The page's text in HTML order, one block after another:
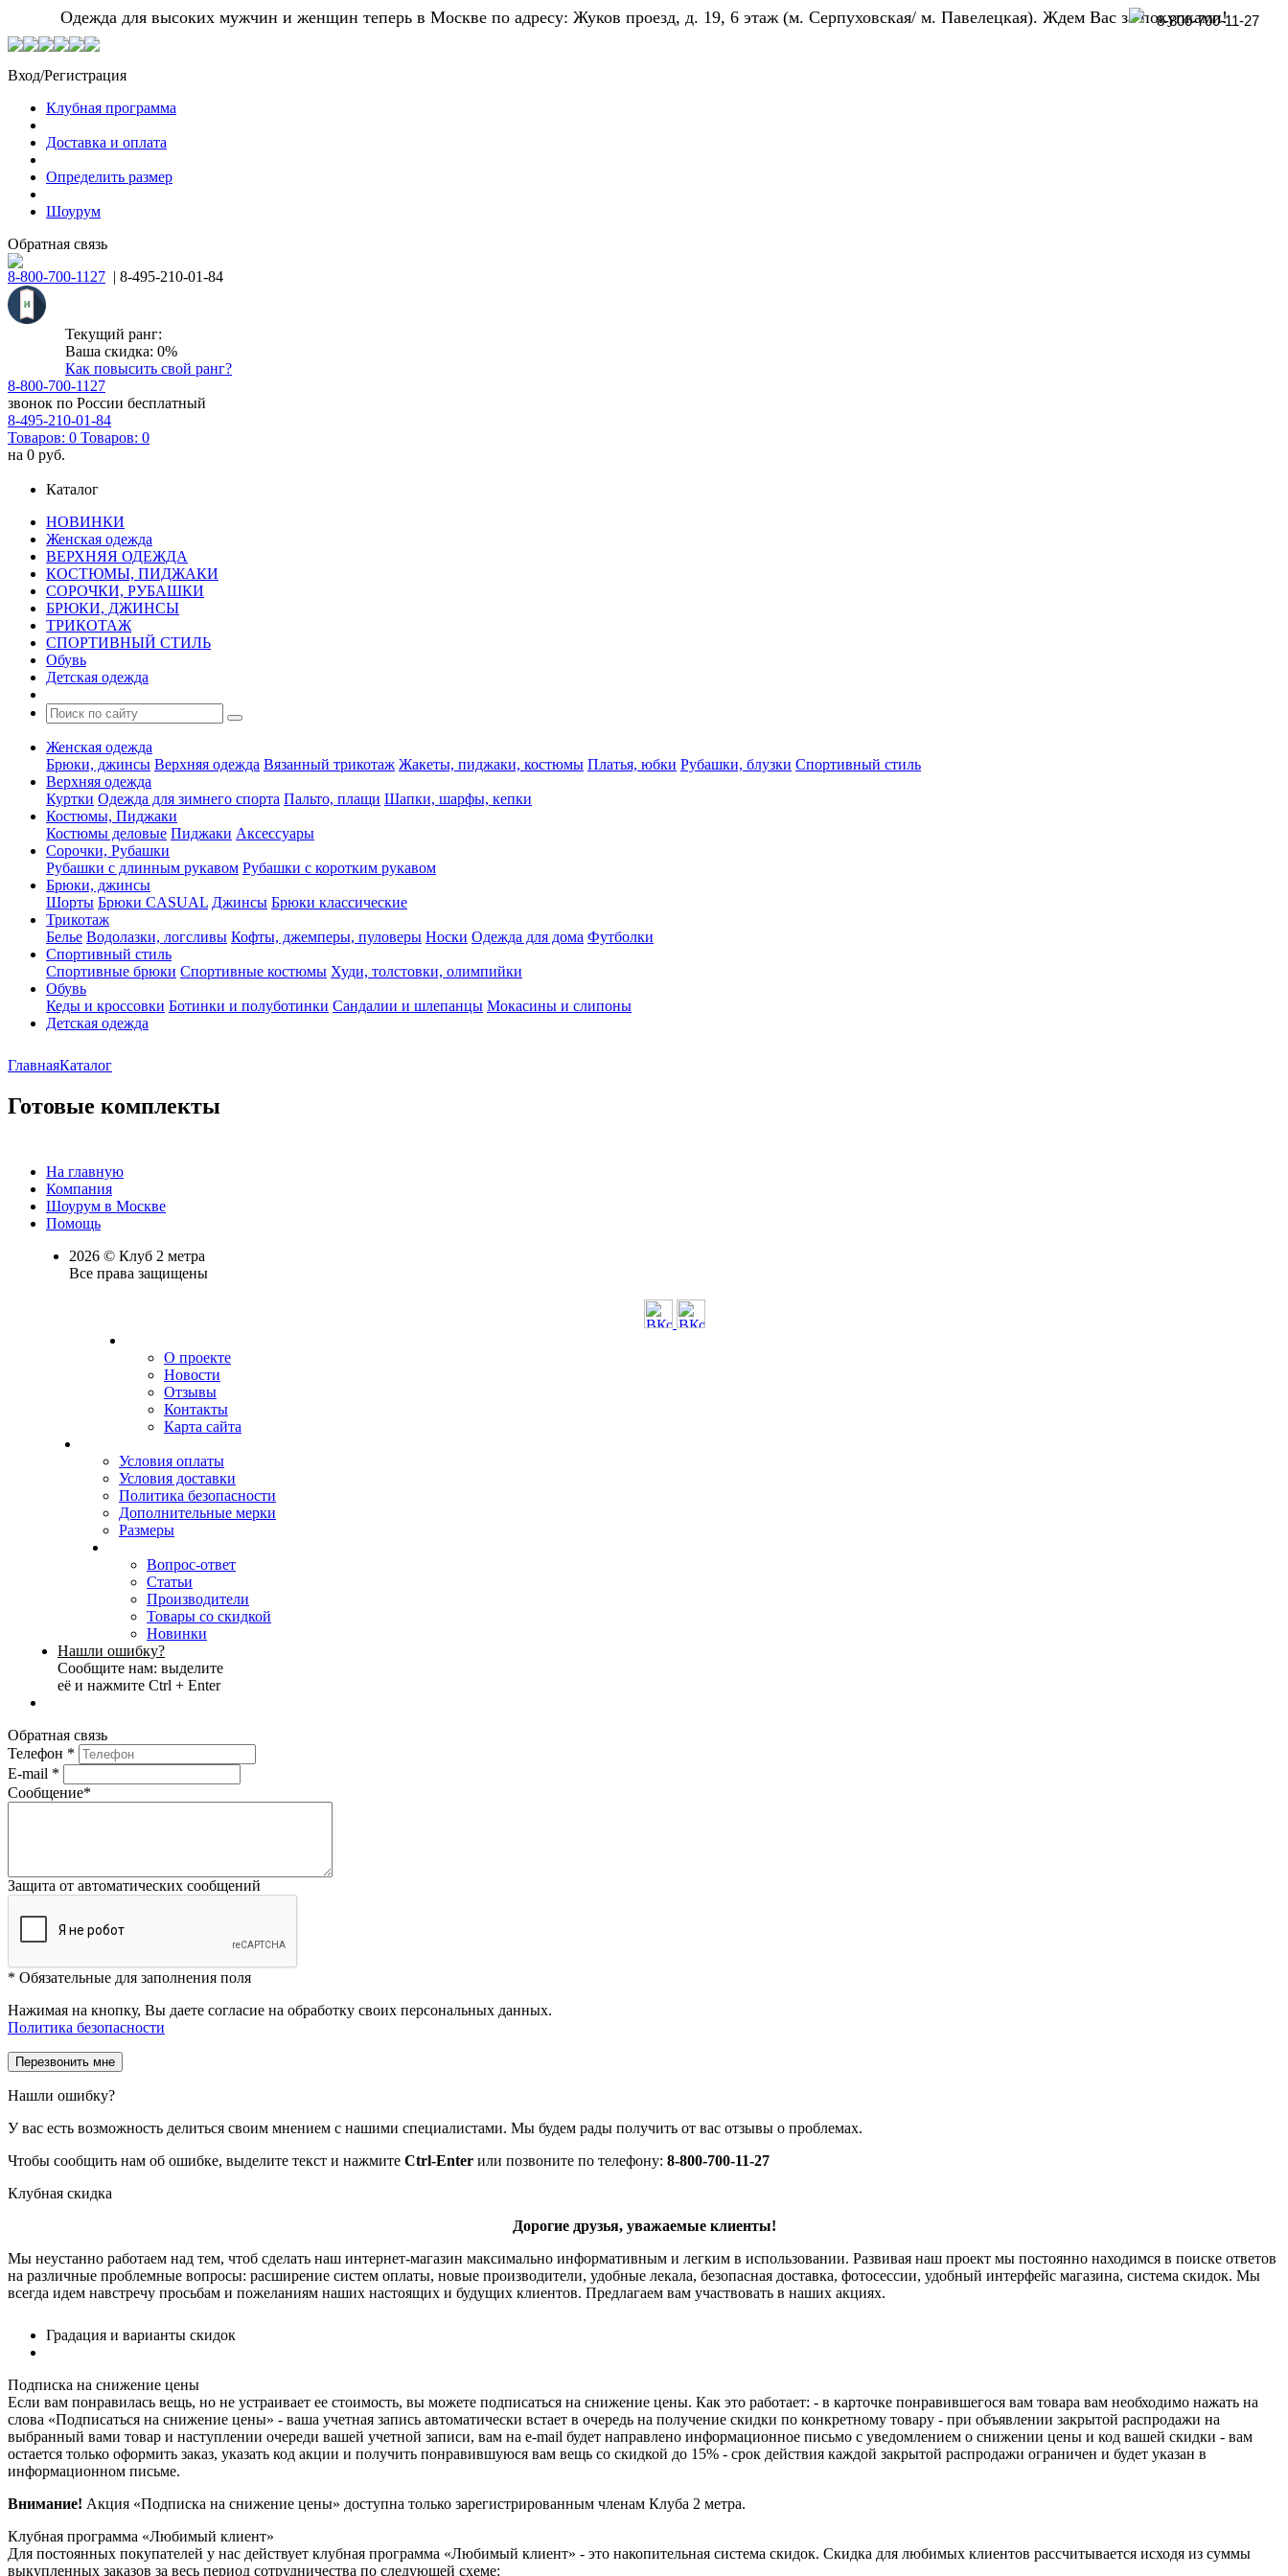
Одежда для высоких мужчин и женщин теперь в Москве по адресу: Жуков проезд, д. 19, 6 этаж (м. Серпуховская/ м. Павелецкая). Ждем Вас за покупками!
Вход/Регистрация
Клубная программа
Доставка и оплата
Определить размер
Шоурум
Обратная связь
8-800-700-1127 | 8-495-210-01-84
Текущий ранг:
Ваша скидка: 0%
Как повысить свой ранг?
8-800-700-1127
звонок по России бесплатный
8-495-210-01-84
Товаров: 0 Товаров: 0
на 0 руб.
Каталог
НОВИНКИ
Женская одежда
ВЕРХНЯЯ ОДЕЖДА
КОСТЮМЫ, ПИДЖАКИ
СОРОЧКИ, РУБАШКИ
БРЮКИ, ДЖИНСЫ
ТРИКОТАЖ
СПОРТИВНЫЙ СТИЛЬ
Обувь
Детская одежда
Женская одежда
Брюки, джинсы Верхняя одежда Вязанный трикотаж Жакеты, пиджаки, костюмы Платья, юбки Рубашки, блузки Спортивный стиль
Верхняя одежда
Куртки Одежда для зимнего спорта Пальто, плащи Шапки, шарфы, кепки
Костюмы, Пиджаки
Костюмы деловые Пиджаки Аксессуары
Сорочки, Рубашки
Рубашки с длинным рукавом Рубашки с коротким рукавом
Брюки, джинсы
Шорты Брюки CASUAL Джинсы Брюки классические
Трикотаж
Белье Водолазки, логсливы Кофты, джемперы, пуловеры Носки Одежда для дома Футболки
Спортивный стиль
Спортивные брюки Спортивные костюмы Худи, толстовки, олимпийки
Обувь
Кеды и кроссовки Ботинки и полуботинки Сандалии и шлепанцы Мокасины и слипоны
Детская одежда
ГлавнаяКаталог
Готовые комплекты
На главную
Компания
Шоурум в Москве
Помощь
8-800-700-11-27
2026 © Клуб 2 метра
Все права защищены
О проекте
Новости
Отзывы
Контакты
Карта сайта
Условия оплаты
Условия доставки
Политика безопасности
Дополнительные мерки
Размеры
Вопрос-ответ
Статьи
Производители
Товары со скидкой
Новинки
Нашли ошибку?
Сообщите нам: выделите
её и нажмите Ctrl + Enter
Обратная связь
Телефон *
E-mail *
Сообщение*
Защита от автоматических сообщений
* Обязательные для заполнения поля
Нажимая на кнопку, Вы даете согласие на обработку своих персональных данных.
Политика безопасности
Нашли ошибку?
У вас есть возможность делиться своим мнением с нашими специалистами. Мы будем рады получить от вас отзывы о проблемах.
Чтобы сообщить нам об ошибке, выделите текст и нажмите Ctrl-Enter или позвоните по телефону: 8-800-700-11-27
Клубная скидка
Дорогие друзья, уважаемые клиенты!
Мы неустанно работаем над тем, чтоб сделать наш интернет-магазин максимально информативным и легким в использовании. Развивая наш проект мы постоянно находимся в поиске ответов
на различные проблемные вопросы: расширение систем оплаты, новые производители, удобные лекала, безопасная доставка, фотосессии, удобный интерфейс магазина, система скидок. Мы
всегда идем навстречу просьбам и пожеланиям наших настоящих и будущих клиентов. Предлагаем вам участвовать в наших акциях.
Градация и варианты скидок
Подписка на снижение цены
Если вам понравилась вещь, но не устраивает ее стоимость, вы можете подписаться на снижение цены. Как это работает: - в карточке понравившегося вам товара вам необходимо нажать на
слова «Подписаться на снижение цены» - ваша учетная запись автоматически встает в очередь на получение скидки по конкретному товару - при объявлении закрытой распродажи на
выбранный вами товар и наступлении очереди вашей учетной записи, вам на e-mail будет направлено информационное письмо с уведомлением о снижении цены и код вашей скидки - вам
остается только оформить заказ, указать код акции и получить понравившуюся вам вещь со скидкой до 15% - срок действия каждой закрытой распродажи ограничен и будет указан в
информационном письме.
Внимание! Акция «Подписка на снижение цены» доступна только зарегистрированным членам Клуба 2 метра.
Клубная программа «Любимый клиент»
Для постоянных покупателей у нас действует клубная программа «Любимый клиент» - это накопительная система скидок. Скидка для любимых клиентов рассчитывается исходя из суммы
выкупленных заказов за весь период сотрудничества по следующей схеме: